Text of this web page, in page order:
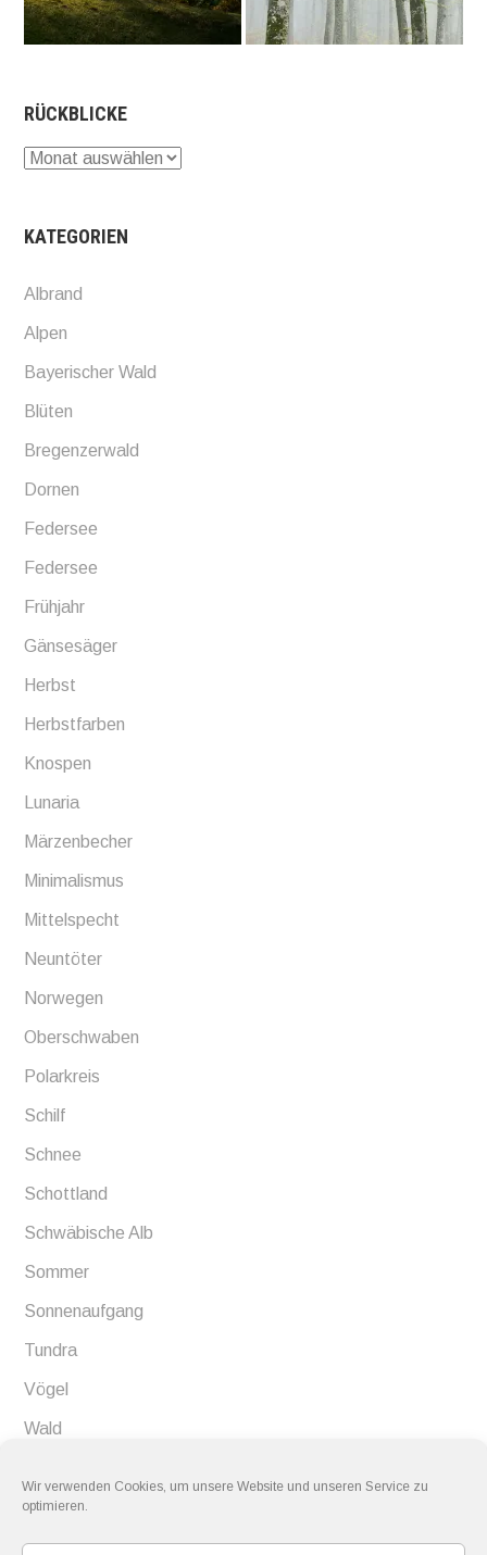
Wir verwenden Cookies, um unsere Website und unseren Service zu
optimieren.
RÜCKBLICKE
Rückblicke
KATEGORIEN
Albrand
Alpen
Bayerischer Wald
Blüten
Bregenzerwald
Dornen
Federsee
Federsee
Frühjahr
Gänsesäger
Herbst
Herbstfarben
Knospen
Lunaria
Märzenbecher
Minimalismus
Mittelspecht
Neuntöter
Norwegen
Oberschwaben
Polarkreis
Schilf
Schnee
Schottland
Schwäbische Alb
Sommer
Sonnenaufgang
Tundra
Vögel
Wald
Winter